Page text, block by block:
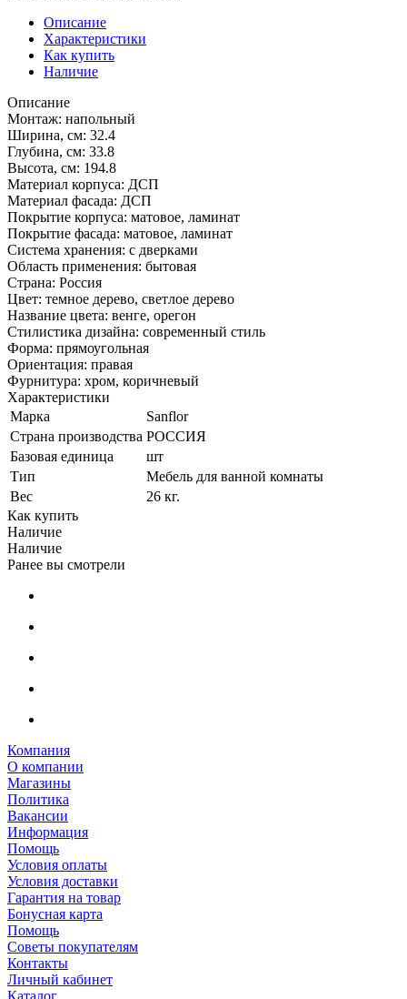
Описание
Характеристики
Как купить
Наличие
Описание
Монтаж: напольный
Ширина, см: 32.4
Глубина, см: 33.8
Высота, см: 194.8
Материал корпуса: ДСП
Материал фасада: ДСП
Покрытие корпуса: матовое, ламинат
Покрытие фасада: матовое, ламинат
Система хранения: с дверками
Область применения: бытовая
Страна: Россия
Цвет: темное дерево, светлое дерево
Название цвета: венге, орегон
Стилистика дизайна: современный стиль
Форма: прямоугольная
Ориентация: правая
Фурнитура: хром, коричневый
Характеристики
Марка
Sanflor
Страна производства РОССИЯ
Базовая единица
шт
Тип
Мебель для ванной комнаты
Вес
26 кг.
Как купить
Наличие
Наличие
Ранее вы смотрели
Компания
О компании
Магазины
Политика
Вакансии
Информация
Помощь
Условия оплаты
Условия доставки
Гарантия на товар
Бонусная карта
Помощь
Советы покупателям
Контакты
Личный кабинет
Каталог